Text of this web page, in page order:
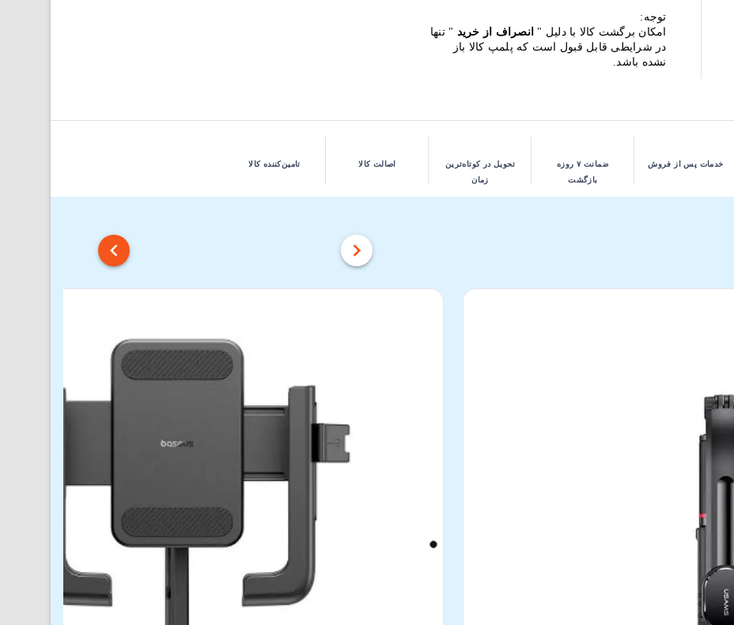
توجه:
امکان برگشت کالا با دلیل " انصراف از خرید " تنها
در شرایطی قابل قبول است که پلمپ کالا باز
نشده باشد.
خدمات پس از فروش
ضمانت ۷ روزه
بازگشت
تحویل در کوتاه‌ترین
زمان
اصالت کالا تامین‌کننده کالا